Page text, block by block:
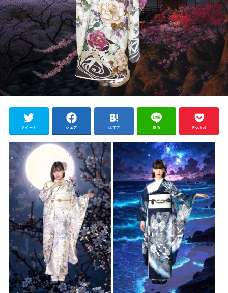
ツイート シェア はてブ 送る Pocket